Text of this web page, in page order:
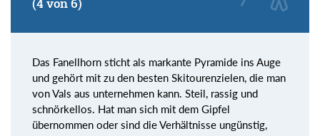
(4 von 6)
Das Fanellhorn sticht als markante Pyramide ins Auge
und gehört mit zu den besten Skitourenzielen, die man
von Vals aus unternehmen kann. Steil, rassig und
schnörkellos. Hat man sich mit dem Gipfel
übernommen oder sind die Verhältnisse ungünstig,